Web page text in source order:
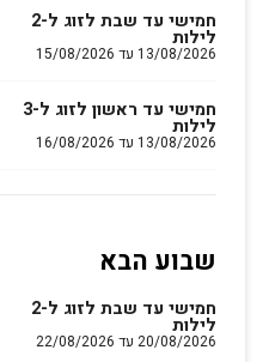
חמישי עד שבת לזוג ל-2
לילות
13/08/2026 עד 15/08/2026
חמישי עד ראשון לזוג ל-3
לילות
13/08/2026 עד 16/08/2026
שבוע הבא
חמישי עד שבת לזוג ל-2
לילות
20/08/2026 עד 22/08/2026